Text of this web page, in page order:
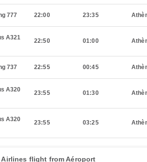
777 22:00 23:35
A321
22:50 01:00
737 22:55 00:45
A320
23:55 01:30
A320
23:55 03:25
Airlines flight from Aéroport